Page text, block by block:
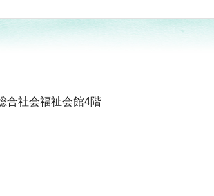
合社会福祉会館4階